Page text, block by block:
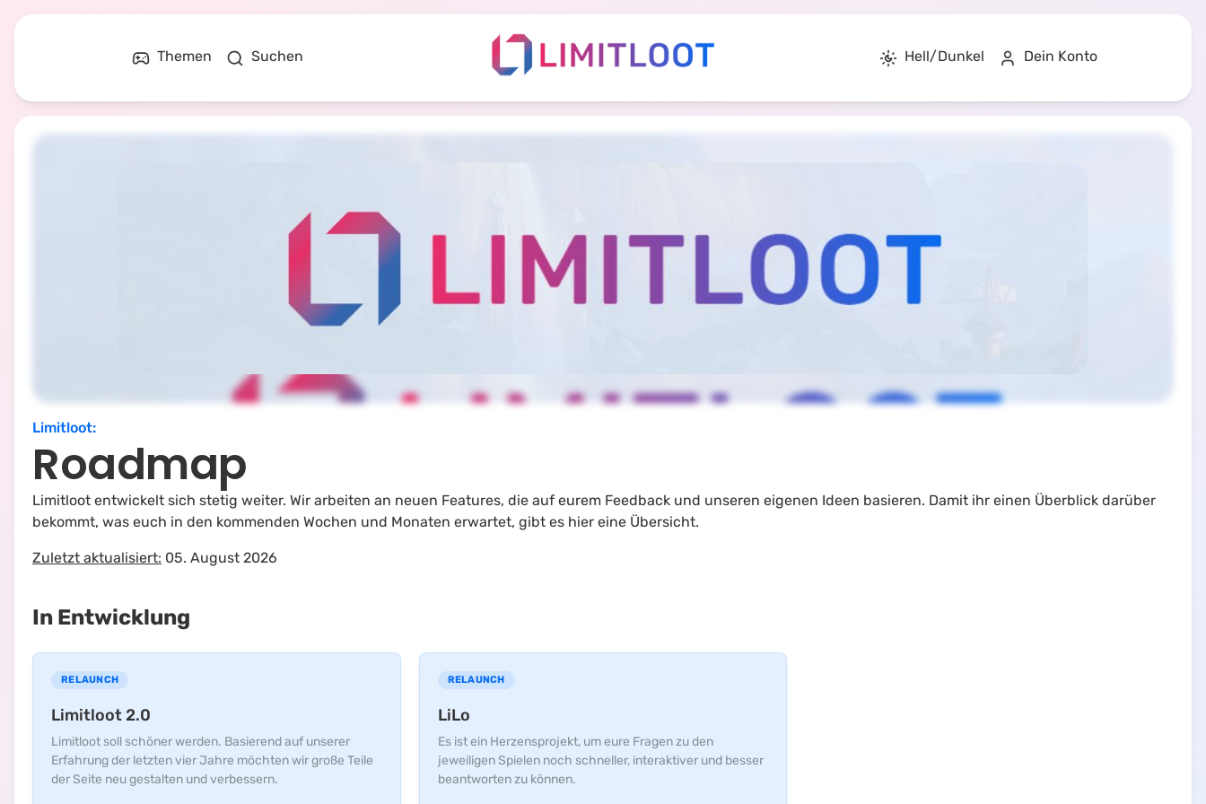
Themen Suchen Hell/Dunkel Dein Konto
Limitloot:
Roadmap
Limitloot entwickelt sich stetig weiter. Wir arbeiten an neuen Features, die auf eurem Feedback und unseren eigenen Ideen basieren. Damit ihr einen Überblick darüber
bekommt, was euch in den kommenden Wochen und Monaten erwartet, gibt es hier eine Übersicht.
Zuletzt aktualisiert: 05. August 2026
In Entwicklung
RELAUNCH
Limitloot 2.0
Limitloot soll schöner werden. Basierend auf unserer
Erfahrung der letzten vier Jahre möchten wir große Teile
der Seite neu gestalten und verbessern.
RELAUNCH
LiLo
Es ist ein Herzensprojekt, um eure Fragen zu den
jeweiligen Spielen noch schneller, interaktiver und besser
beantworten zu können.